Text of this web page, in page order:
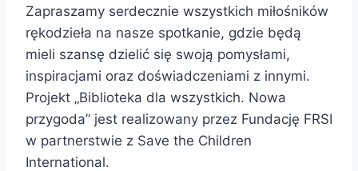
Zapraszamy serdecznie wszystkich miłośników
rękodzieła na nasze spotkanie, gdzie będą
mieli szansę dzielić się swoją pomysłami,
inspiracjami oraz doświadczeniami z innymi.
Projekt „Biblioteka dla wszystkich. Nowa
przygoda” jest realizowany przez Fundację FRSI
w partnerstwie z Save the Children
International.